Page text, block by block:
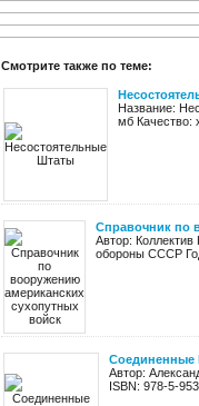
Смотрите также по теме:
Название:
мб Качество:
Справочник по
Автор:
обороны СССР
Соединенные
Автор:
ISBN: 978-5-